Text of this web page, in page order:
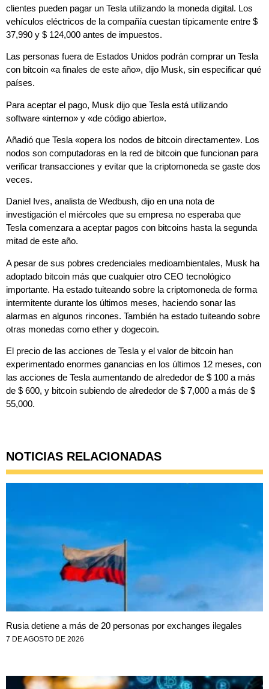
clientes pueden pagar un Tesla utilizando la moneda digital. Los
vehículos eléctricos de la compañía cuestan típicamente entre $
37,990 y $ 124,000 antes de impuestos.
Las personas fuera de Estados Unidos podrán comprar un Tesla
con bitcoin «a finales de este año», dijo Musk, sin especificar qué
países.
Para aceptar el pago, Musk dijo que Tesla está utilizando
software «interno» y «de código abierto».
Añadió que Tesla «opera los nodos de bitcoin directamente». Los
nodos son computadoras en la red de bitcoin que funcionan para
verificar transacciones y evitar que la criptomoneda se gaste dos
veces.
Daniel Ives, analista de Wedbush, dijo en una nota de
investigación el miércoles que su empresa no esperaba que
Tesla comenzara a aceptar pagos con bitcoins hasta la segunda
mitad de este año.
A pesar de sus pobres credenciales medioambientales, Musk ha
adoptado bitcoin más que cualquier otro CEO tecnológico
importante. Ha estado tuiteando sobre la criptomoneda de forma
intermitente durante los últimos meses, haciendo sonar las
alarmas en algunos rincones. También ha estado tuiteando sobre
otras monedas como ether y dogecoin.
El precio de las acciones de Tesla y el valor de bitcoin han
experimentado enormes ganancias en los últimos 12 meses, con
las acciones de Tesla aumentando de alrededor de $ 100 a más
de $ 600, y bitcoin subiendo de alrededor de $ 7,000 a más de $
55,000.
NOTICIAS RELACIONADAS
Rusia detiene a más de 20 personas por exchanges ilegales
7 DE AGOSTO DE 2026